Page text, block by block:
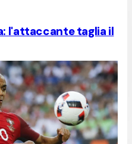
l'attaccante taglia il